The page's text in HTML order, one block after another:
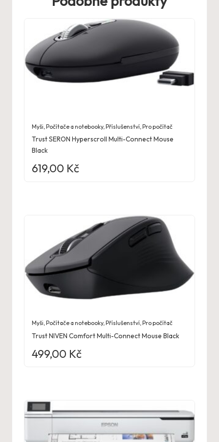
Myši ,Počítače a notebooky,Příslušenství ,Pro počítač
Trust SERON Hyperscroll Multi-Connect Mouse
Black
619,00 Kč
Myši,Počítače a notebooky,Příslušenství,Pro počítač
Trust NIVEN Comfort Multi-Connect Mouse Black
499,00 Kč